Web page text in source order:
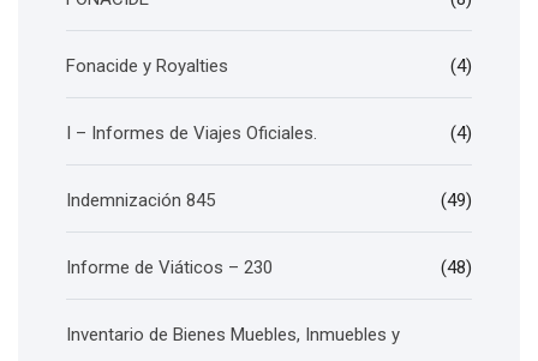
Fonacide y Royalties (4)
I – Informes de Viajes Oficiales. (4)
Indemnización 845 (49)
Informe de Viáticos – 230 (48)
Inventario de Bienes Muebles, Inmuebles y